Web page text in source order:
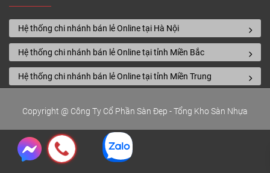
Hệ thống chi nhánh bán lẻ Online tại Hà Nội
Hệ thống chi nhánh bán lẻ Online tại tỉnh Miền Bắc
Hệ thống chi nhánh bán lẻ Online tại tỉnh Miền Trung
Copyright @ Công Ty Cổ Phần Sàn Đẹp - Tổng Kho Sàn Nhựa